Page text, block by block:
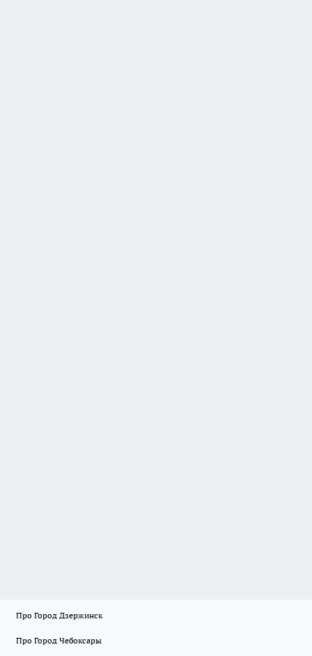
Про Город Дзержинск
Про Город Чебоксары